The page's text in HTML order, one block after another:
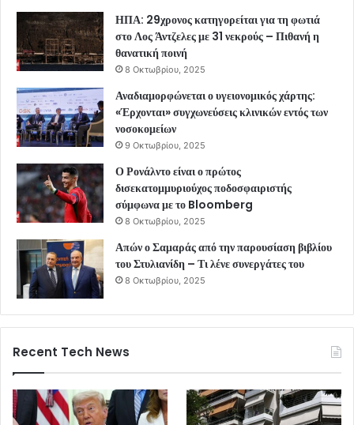
ΗΠΑ: 29χρονος κατηγορείται για τη φωτιά
στο Λος Άντζελες με 31 νεκρούς – Πιθανή η
θανατική ποινή
8 Οκτωβρίου, 2025
Αναδιαμορφώνεται ο υγειονομικός χάρτης:
«Έρχονται» συγχωνεύσεις κλινικών εντός των
νοσοκομείων
9 Οκτωβρίου, 2025
Ο Ρονάλντο είναι ο πρώτος
δισεκατομμυριούχος ποδοσφαιριστής
σύμφωνα με το Bloomberg
8 Οκτωβρίου, 2025
Απών ο Σαμαράς από την παρουσίαση βιβλίου
του Στυλιανίδη – Τι λένε συνεργάτες του
8 Οκτωβρίου, 2025
Recent Tech News